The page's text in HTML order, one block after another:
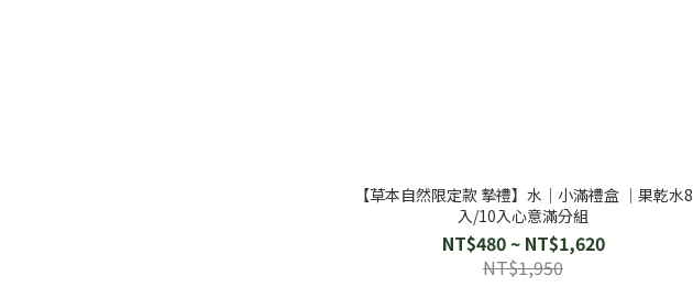
【草本自然限定款 摯禮】水｜小滿禮盒 ｜果乾水8
入/10入心意滿分組
NT$480 ~ NT$1,620
NT$1,950